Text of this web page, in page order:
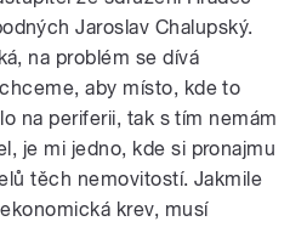
Jaroslav Chalupský.
na problém se dívá
aby místo, kde to
na periferii, tak s tím nemám
je mi jedno, kde si pronajmu
těch nemovitostí. Jakmile
krev, musí